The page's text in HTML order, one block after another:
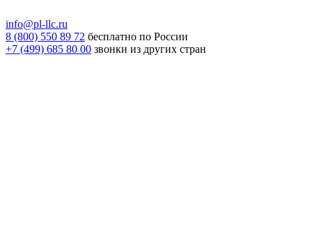
info@pl-llc.ru
8 (800) 550 89 72 бесплатно по России
+7 (499) 685 80 00 звонки из других стран